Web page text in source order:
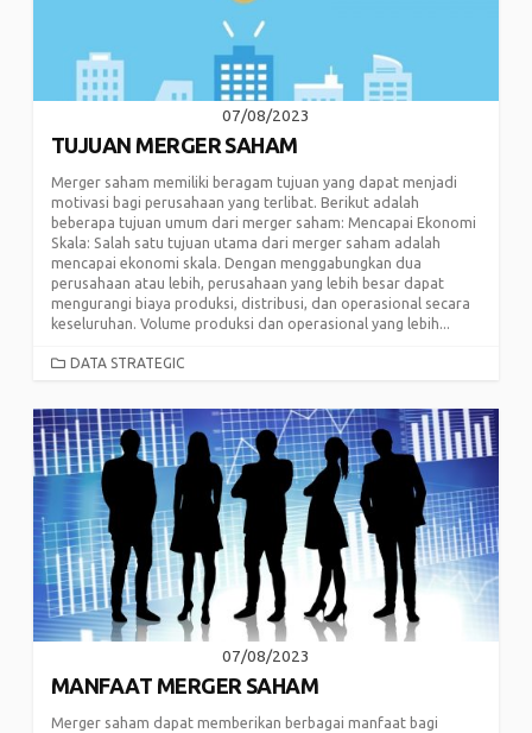
07/08/2023
TUJUAN MERGER SAHAM
Merger saham memiliki beragam tujuan yang dapat menjadi
motivasi bagi perusahaan yang terlibat. Berikut adalah
beberapa tujuan umum dari merger saham: Mencapai Ekonomi
Skala: Salah satu tujuan utama dari merger saham adalah
mencapai ekonomi skala. Dengan menggabungkan dua
perusahaan atau lebih, perusahaan yang lebih besar dapat
mengurangi biaya produksi, distribusi, dan operasional secara
keseluruhan. Volume produksi dan operasional yang lebih...
CATEGORIES
DATA STRATEGIC
07/08/2023
MANFAAT MERGER SAHAM
Merger saham dapat memberikan berbagai manfaat bagi